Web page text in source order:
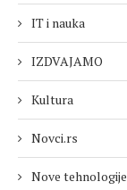
IT i nauka
IZDVAJAMO
Kultura
Novci.rs
Nove tehnologije